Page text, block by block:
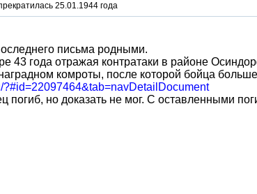
25.01.1944 года
письма родными.
43 года отражая контратаки в районе
комроты, после которой бойца
?#id=22097464&tab=navDetailDocument
погиб, но доказать не мог. С оставленными